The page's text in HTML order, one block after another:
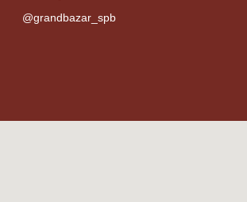
@grandbazar_spb